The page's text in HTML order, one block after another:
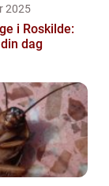
2025
i Roskilde:
dag